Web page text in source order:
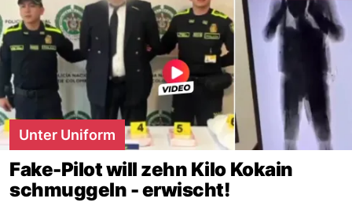
Unter Uniform
Fake-Pilot will zehn Kilo Kokain
schmuggeln - erwischt!